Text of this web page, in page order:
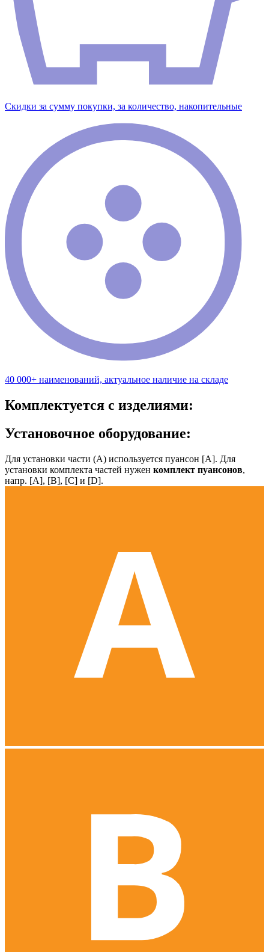
Скидки за сумму покупки, за количество, накопительные
40 000+ наименований, актуальное наличие на складе
Комплектуется с изделиями:
Установочное оборудование:
Для установки части (А) используется пуансон [А]. Для
установки комплекта частей нужен комплект пуансонов,
напр. [А], [B], [С] и [D].